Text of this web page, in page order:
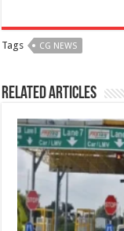
c
e
b
o
o
k
at
s
A
p
p
g
e
r
Tags CG NEWS
Related Articles